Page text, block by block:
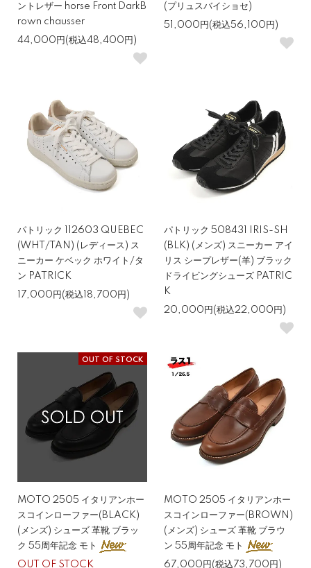
ントレザー horse Front DarkB
rown chausser
44,000円(税込48,400円)
(プリュスバイショセ)
51,000円(税込56,100円)
パトリック 112603 QUEBEC
(WHT/TAN) (レディース) ス
ニーカー ケベック ホワイト/タ
ン PATRICK
17,000円(税込18,700円)
パトリック 508431 IRIS-SH
(BLK) (メンズ) スニーカー アイ
リス シープレザー(羊) ブラック
ドライビングシューズ PATRIC
K
20,000円(税込22,000円)
OUT OF STOCK
MOTO 2505 イタリアンホー
スコインローファー(BLACK)
(メンズ) シューズ 革靴 ブラッ
ク 55周年記念 モト
OUT OF STOCK
MOTO 2505 イタリアンホー
スコインローファー(BROWN)
(メンズ) シューズ 革靴 ブラウ
ン 55周年記念 モト
67,000円(税込73,700円)